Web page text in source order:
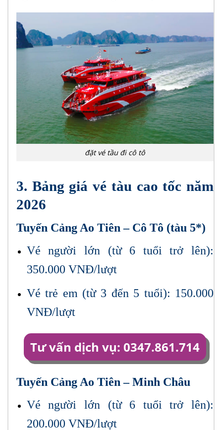
đặt vé tầu đi cô tô
3. Bảng giá vé tàu cao tốc năm
2026
Tuyến Cảng Ao Tiên – Cô Tô (tàu 5*)
Vé người lớn (từ 6 tuổi trở lên):
350.000 VNĐ/lượt
Vé trẻ em (từ 3 đến 5 tuổi): 150.000
VNĐ/lượt
Tư vấn dịch vụ: 0347.861.714
Tuyến Cảng Ao Tiên – Minh Châu
Vé người lớn (từ 6 tuổi trở lên):
200.000 VNĐ/lượt